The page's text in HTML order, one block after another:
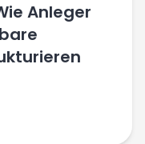
Anleger